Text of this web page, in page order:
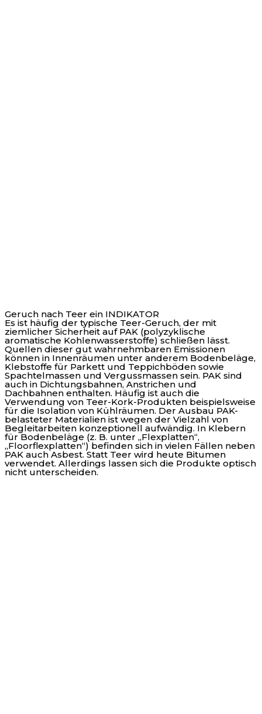
Geruch nach Teer ein INDIKATOR
Es ist häufig der typische Teer-Geruch, der mit
ziemlicher Sicherheit auf PAK (polyzyklische
aromatische Kohlenwasserstoffe) schließen lässt.
Quellen dieser gut wahrnehmbaren Emissionen
können in Innenräumen unter anderem Bodenbeläge,
Klebstoffe für Parkett und Teppichböden sowie
Spachtelmassen und Vergussmassen sein. PAK sind
auch in Dichtungsbahnen, Anstrichen und
Dachbahnen enthalten. Häufig ist auch die
Verwendung von Teer-Kork-Produkten beispielsweise
für die Isolation von Kühlräumen. Der Ausbau PAK-
belasteter Materialien ist wegen der Vielzahl von
Begleitarbeiten konzeptionell aufwändig. In Klebern
für Bodenbeläge (z. B. unter „Flexplatten“,
„Floorflexplatten“) befinden sich in vielen Fällen neben
PAK auch Asbest. Statt Teer wird heute Bitumen
verwendet. Allerdings lassen sich die Produkte optisch
nicht unterscheiden.